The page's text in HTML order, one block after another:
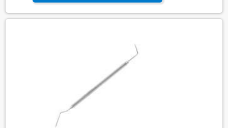
PRODUTOEste tipo de lima é disponibilizada em
diversos modelos, tais como: lima 3/7, lima 5/11,
inoxidável, uma matéria-primas de alta resistência,